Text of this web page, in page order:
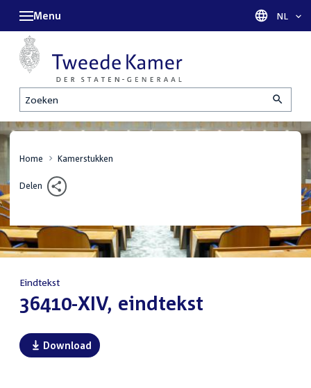
Zoeken
Menu Taal
NL
Home Kamerstukken
Delen
Eindtekst
:36410-XIV, eindtekst
Download